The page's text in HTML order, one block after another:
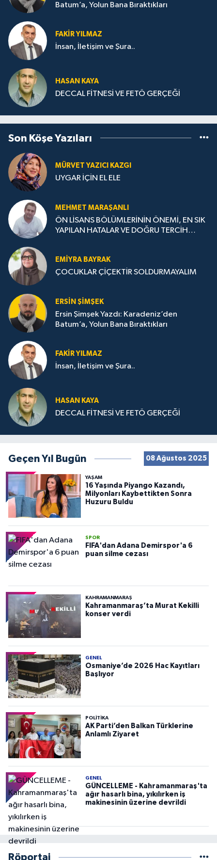
Batum’a, Yolun Bana Bıraktıkları
FAKIR YILMAZ
İnsan, İletişim ve Şura..
HASAN KAYA
DECCAL FİTNESİ VE FETÖ GERÇEĞİ
Son Köşe Yazıları
MÜRVET YAZICI KAZGI
UYGAR İÇİN EL ELE
MEHMET MARAŞANLI
ÖN LİSANS BÖLÜMLERİNİN ÖNEMİ, EN SIK
YAPILAN HATALAR VE DOĞRU TERCİH
EMIYRA BAYRAK
ÇOCUKLAR ÇİÇEKTİR SOLDURMAYALIM
ERSIN ŞIMŞEK
Ersin Şimşek Yazdı: Karadeniz’den
Batum’a, Yolun Bana Bıraktıkları
FAKIR YILMAZ
İnsan, İletişim ve Şura..
HASAN KAYA
DECCAL FİTNESİ VE FETÖ GERÇEĞİ
Geçen Yıl Bugün 08 Ağustos 2025
YAŞAM
16 Yaşında Piyango Kazandı,
Milyonları Kaybettikten Sonra
Huzuru Buldu
SPOR
FIFA'dan Adana Demirspor'a 6
puan silme cezası
KAHRAMANMARAŞ
Kahramanmaraş’ta Murat Kekilli
konser verdi
GENEL
Osmaniye’de 2026 Hac Kayıtları
Başlıyor
POLITIKA
AK Parti’den Balkan Türklerine
Anlamlı Ziyaret
GENEL
GÜNCELLEME - Kahramanmaraş'ta
ağır hasarlı bina, yıkılırken iş
makinesinin üzerine devrildi
Röportaj